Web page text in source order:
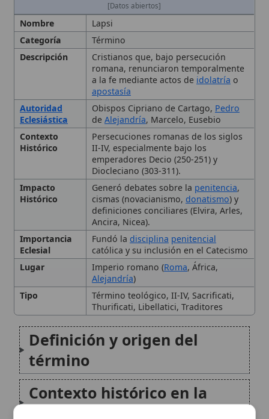
Cristianos que, bajo persecución
romana, renunciaron temporalmente
a la fe mediante actos de
apostasía
Autoridad
Eclesiástica
Obispos Cipriano de Cartago,Pedro
deAlejandría , Marcelo, Eusebio
Persecuciones romanas de los siglos
II-IV, especialmente bajo los
emperadores Decio (250-251) y
Diocleciano (303-311).
Impacto
Histórico
Generó debates sobre lapenitencia,
cismas (novacianismo,donatismo) y
definiciones conciliares (Elvira, Arles,
Ancira, Nicea).
Eclesial
Fundó ladisciplina penitencial
católica y su inclusión en el Catecismo
Lugar Imperio romano (Roma, África,
Alejandría)
Término teológico, II-IV, Sacrificati,
Thurificati, Libellatici, Traditores
Definición y origen del
término
Contexto histórico en la
Iglesia primitiva
Categorías de lapsi
Tratamiento eclesial y
disciplina penitencial
🙏 Bienvenido a Wikitólica
Esta enciclopedia es un recurso privado de referencia sin
imprimatur. No sustituye al Catecismo, a la Sagrada
Escritura ni a los documentos oficiales de la Iglesia y está
destinada únicamente a la estudio personal. El borrador de
los artículos se compone conMagisterium. Queda